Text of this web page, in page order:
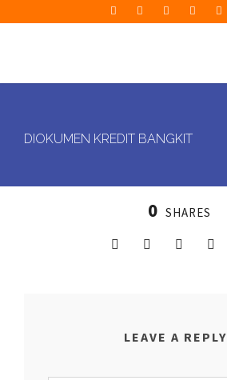
DIOKUMEN KREDIT BANGKIT
0 SHARES
LEAVE A REPLY